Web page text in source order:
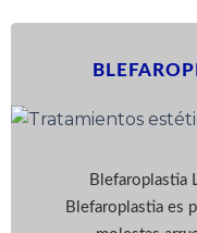
Blefaroplastia
Blefaroplastia es